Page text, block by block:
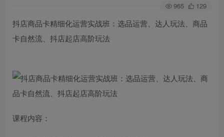
965 129
抖店商品卡精细化运营实战班：选品运营、达人玩法、商品
卡自然流、抖店起店高阶玩法
课程内容：